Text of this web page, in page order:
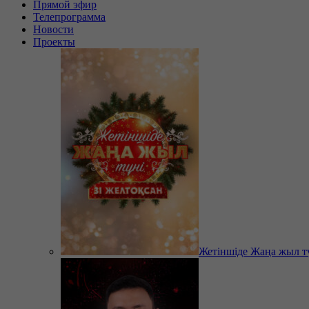
Прямой эфир
Телепрограмма
Новости
Проекты
Жетіншіде Жаңа жыл